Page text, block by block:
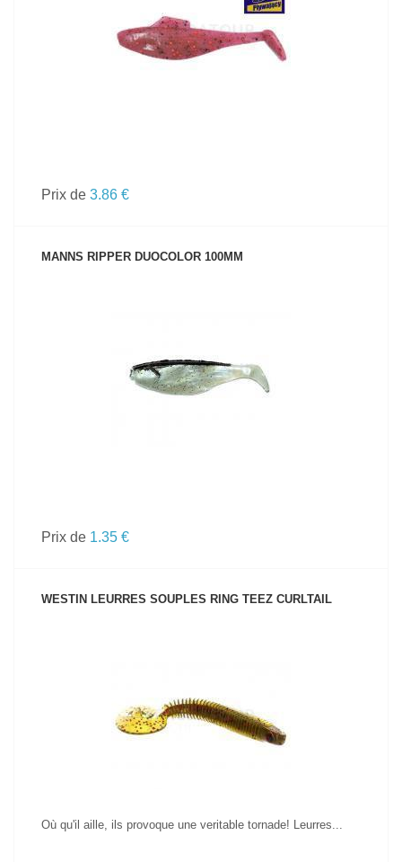
VOIR LE PRODUIT
Prix de 3.86 €
MANNS RIPPER DUOCOLOR 100MM
Prix de 1.35 €
WESTIN LEURRES SOUPLES RING TEEZ CURLTAIL
Où qu'il aille, ils provoque une veritable tornade! Leurres...